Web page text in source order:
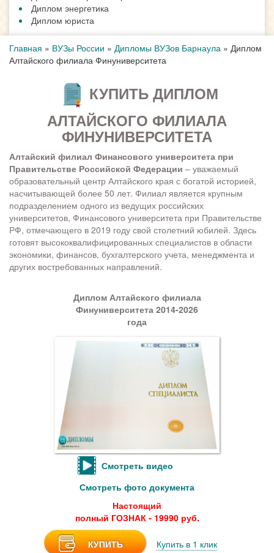
Диплом энергетика
Диплом юриста
Главная » ВУЗы России » Дипломы ВУЗов Барнаула » Диплом
Алтайского филиала Финуниверситета
КУПИТЬ ДИПЛОМ
АЛТАЙСКОГО ФИЛИАЛА
ФИНУНИВЕРСИТЕТА
Алтайский филиал Финансового университета при
Правительстве Российской Федерации – уважаемый
образовательный центр Алтайского края с богатой историей,
насчитывающей более 50 лет. Филиал является крупным
подразделением одного из ведущих российских
университетов, Финансового университета при Правительстве
РФ, отмечающего в 2019 году свой столетний юбилей. Здесь
готовят высококвалифицированных специалистов в области
экономики, финансов, бухгалтерского учета, менеджмента и
других востребованных направлений.
Диплом Алтайского филиала
Финуниверситета 2014-2026
года
Смотреть видео
Смотреть фото документа
Настоящий
полный ГОЗНАК - 19990 руб.
КУПИТЬ Купить в 1 клик